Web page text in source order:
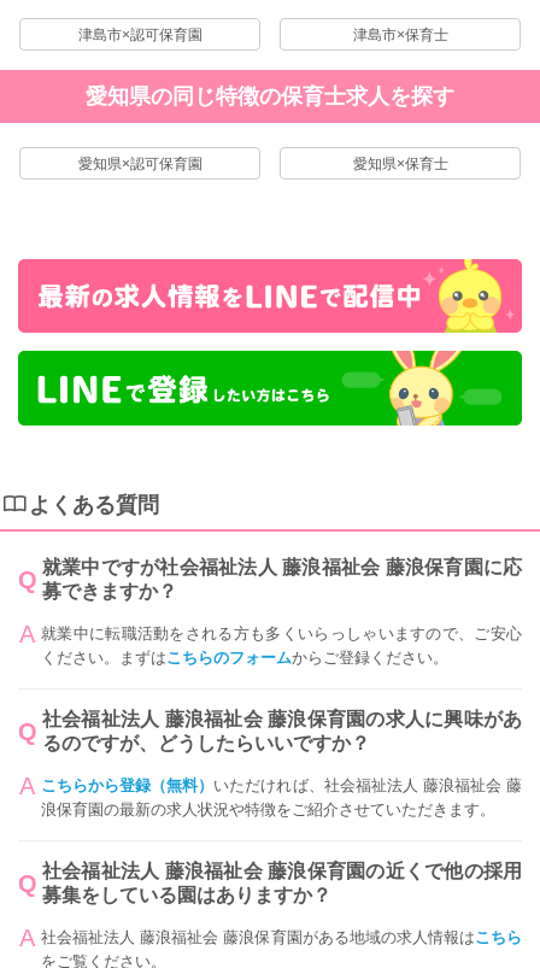
津島市×認可保育園 津島市×保育士
愛知県の同じ特徴の保育士求人を探す
愛知県×認可保育園 愛知県×保育士
よくある質問
就業中ですが社会福祉法人 藤浪福祉会 藤浪保育園に応
募できますか？
就業中に転職活動をされる方も多くいらっしゃいますので、ご安心
ください。まずはこちらのフォームからご登録ください。
社会福祉法人 藤浪福祉会 藤浪保育園の求人に興味があ
るのですが、どうしたらいいですか？
こちらから登録（無料） いただければ、社会福祉法人 藤浪福祉会 藤
浪保育園の最新の求人状況や特徴をご紹介させていただきます。
社会福祉法人 藤浪福祉会 藤浪保育園の近くで他の採用
募集をしている園はありますか？
社会福祉法人 藤浪福祉会 藤浪保育園がある地域の求人情報はこちら
をご覧ください。